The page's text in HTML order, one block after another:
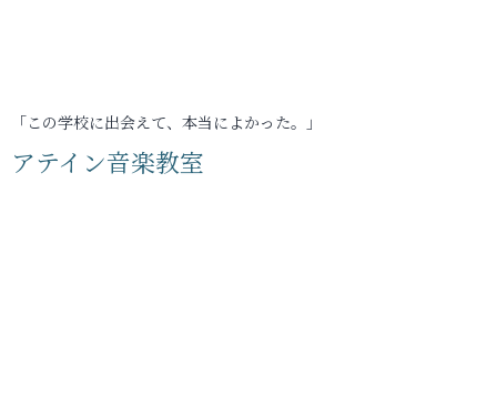
「この学校に出会えて、本当によかった。」
アテイン音楽教室